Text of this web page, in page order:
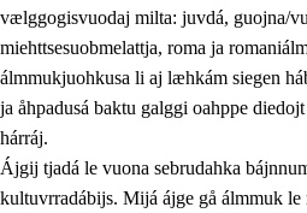
vælggogisvuodaj milta: juvdá, guojna/
miehttsesuobmelattja, roma ja
álmmukjuohkusa li aj læhkám siegen
ja åhpadusá baktu galggi oahppe
hárráj.
Ájgij tjadá le vuona sebrudahka
kultuvrradábijs. Mijá ájge gå álmmuk le